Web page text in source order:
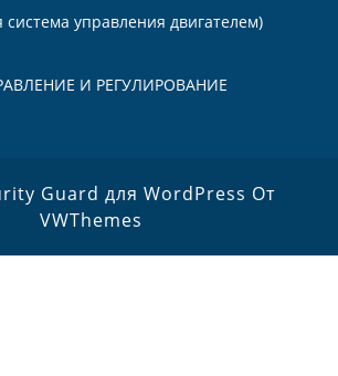
управления двигателем)
И РЕГУЛИРОВАНИЕ
Guard для WordPress От
VWThemes